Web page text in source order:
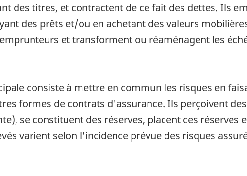
des titres, et contractent de ce fait des dettes. Ils
des prêts et/ou en achetant des valeurs
et transforment ou réaménagent les
consiste à mettre en commun les risques en
formes de contrats d'assurance. Ils perçoivent
se constituent des réserves, placent ces réserves
varient selon l'incidence prévue des risques